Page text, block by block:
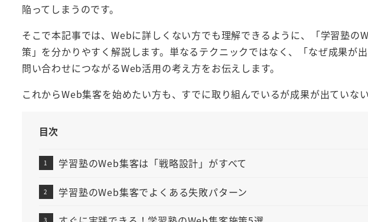
陥ってしまうのです。
そこで本記事では、Webに詳しくない方でも理解できるように、「学習塾の
策」を分かりやすく解説します。単なるテクニックではなく、「なぜ成果が
問い合わせにつながるWeb活用の考え方をお伝えします。
これからWeb集客を始めたい方も、すでに取り組んでいるが成果が出ていな
目次
学習塾のWeb集客は「戦略設計」がすべて
学習塾のWeb集客でよくある失敗パターン